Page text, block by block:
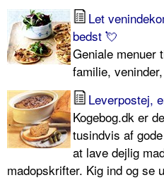
Let
bedst 💘
Geniale menuer
familie,
Leverpostej,
Kogebog.dk er
tusindvis af
at lave dejlig
madopskrifter. Kig ind og se